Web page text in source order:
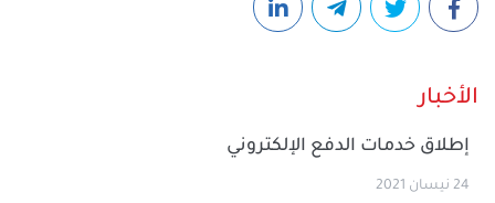
الأخبار
إطلاق خدمات الدفع الإلكتروني
24 نيسان 2021